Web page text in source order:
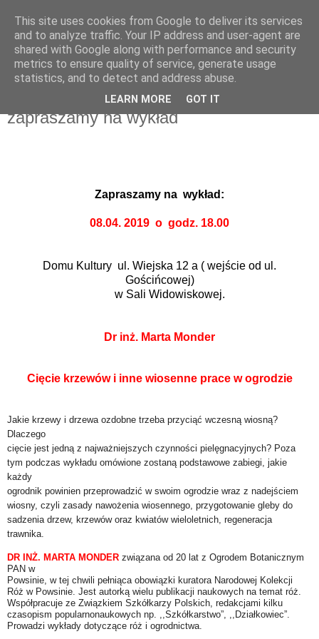
UTW Łomianki
zapraszamy na wykład
Zapraszamy na wykład:
08.04. 2019 o godz. 18.00
Domu Kultury ul. Wiejska 12 a ( wejście od ul.
Gościńcowej)
w Sali Widowiskowej.
Dr inż. Marta Monder
Cięcie krzewów i inne wiosenne prace w ogrodzie
Jakie krzewy i drzewa ozdobne trzeba przyciąć wczesną wiosną?
Dlaczego
cięcie jest jedną z najważniejszych czynności pielęgnacyjnych? Poza
tym podczas wykładu omówione zostaną podstawowe zabiegi, jakie
każdy
ogrodnik powinien przeprowadzić w swoim ogrodzie wraz z nadejściem
wiosny, czyli zasady nawożenia wiosennego, przygotowanie gleby do
sadzenia drzew, krzewów oraz kwiatów wieloletnich, regeneracja
trawnika.
DR INŻ. MARTA MONDER związana od 20 lat z Ogrodem Botanicznym
PAN w
Powsinie, w tej chwili pełniąca obowiązki kuratora Narodowej Kolekcji
Róż w Powsinie. Jest autorką wielu publikacji naukowych na temat róż.
Współpracuje ze Związkiem Szkółkarzy Polskich, redakcjami kilku
czasopism popularnonaukowych np. ,,Szkółkarstwo”, ,,Działkowiec”.
Prowadzi wykłady dotyczące róż i ogrodnictwa.
This site uses cookies from Google to deliver its services
and to analyze traffic. Your IP address and user-agent are
shared with Google along with performance and security
metrics to ensure quality of service, generate usage
statistics, and to detect and address abuse.
LEARN MORE GOT IT